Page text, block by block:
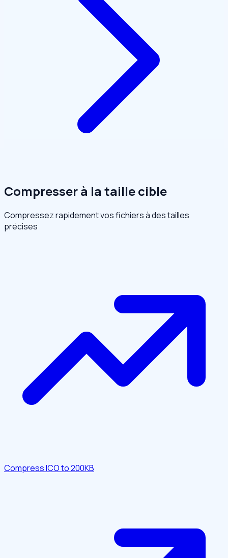
Compresser à la taille cible
Compressez rapidement vos fichiers à des tailles
précises
Compress ICO to 200KB